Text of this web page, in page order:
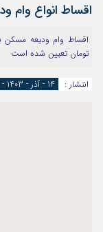
آپارات
رمز عبور
اقساط انواع وام
تومان تعیین شده است
انتشار : 14 - آذر - 1403 - 12:26